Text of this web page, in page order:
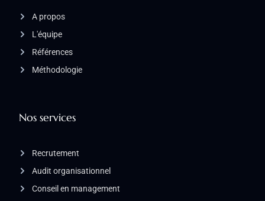
Nos services
Recrutement
Audit organisationnel
Conseil en management
A propos
L'équipe
Références
Méthodologie